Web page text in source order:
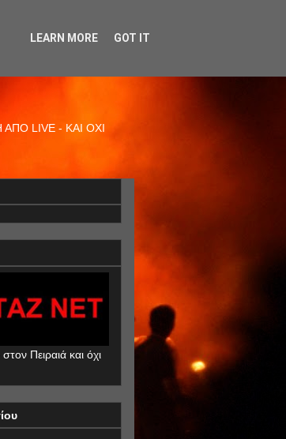
LIVE - ΚΑΙ ΟΧΙ
Πειραιά και όχι
LEARN MORE GOT IT